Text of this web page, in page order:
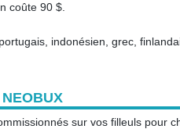
coûte 90 $.
indonésien, grec,
sur vos filleuls pour